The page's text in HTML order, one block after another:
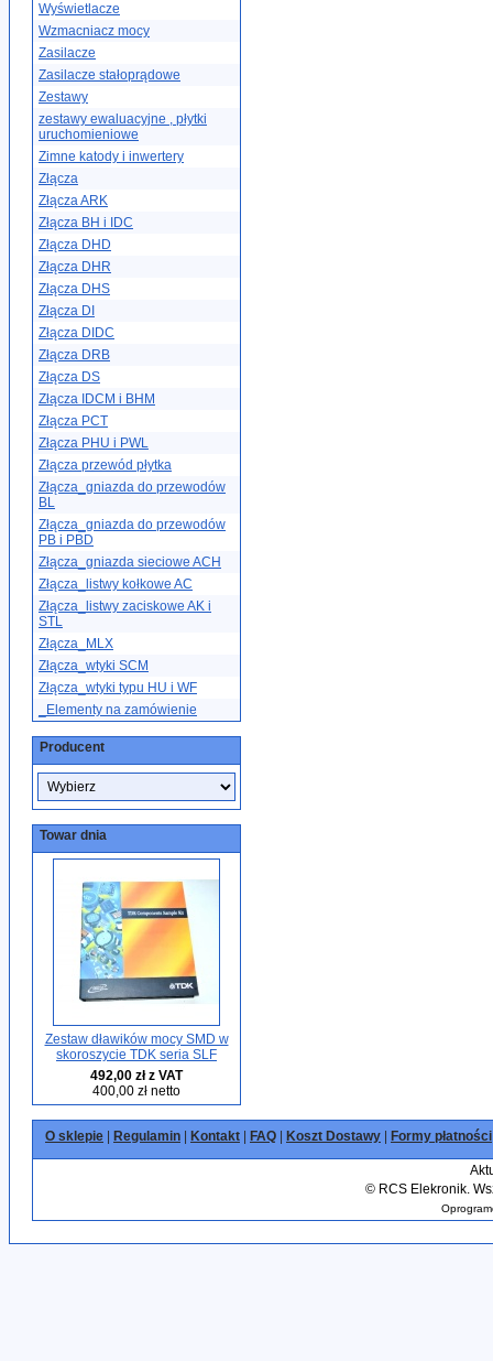
Wyświetlacze
Wzmacniacz mocy
Zasilacze
Zasilacze stałoprądowe
Zestawy
zestawy ewaluacyjne , płytki
uruchomieniowe
Zimne katody i inwertery
Złącza
Złącza ARK
Złącza BH i IDC
Złącza DHD
Złącza DHR
Złącza DHS
Złącza DI
Złącza DIDC
Złącza DRB
Złącza DS
Złącza IDCM i BHM
Złącza PCT
Złącza PHU i PWL
Złącza przewód płytka
Złącza_gniazda do przewodów
BL
Złącza_gniazda do przewodów
PB i PBD
Złącza_gniazda sieciowe ACH
Złącza_listwy kołkowe AC
Złącza_listwy zaciskowe AK i
STL
Złącza_MLX
Złącza_wtyki SCM
Złącza_wtyki typu HU i WF
_Elementy na zamówienie
Producent
Towar dnia
Zestaw dławików mocy SMD w
skoroszycie TDK seria SLF
492,00 zł z VAT
400,00 zł netto
O sklepie Regulamin Kontakt FAQ Koszt Dostawy Formy płatności
©RCS Elekronik.